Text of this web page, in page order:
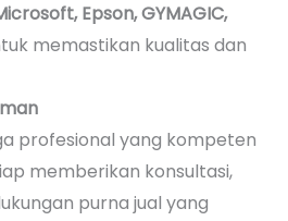
Epson, GYMAGIC,
memastikan kualitas dan
profesional yang kompeten
memberikan konsultasi,
purna jual yang